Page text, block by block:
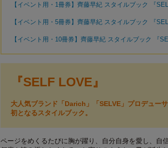
【イベント用・1冊券】齊藤早紀 スタイルブック 『
【イベント用・5冊券】齊藤早紀 スタイルブック 『
【イベント用・10冊券】齊藤早紀 スタイルブック 『
『SELF LOVE』
大人気ブランド「Darich」「SELVE」プロデューサ
初となるスタイルブック。
ページをめくるたびに胸が躍り、自分自身を愛し、